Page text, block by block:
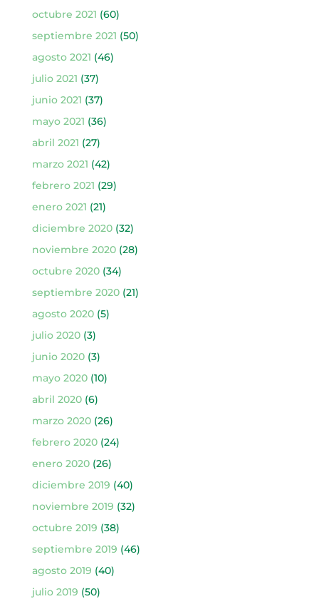
octubre 2021 (60)
septiembre 2021 (50)
agosto 2021 (46)
julio 2021 (37)
junio 2021 (37)
mayo 2021 (36)
abril 2021 (27)
marzo 2021 (42)
febrero 2021 (29)
enero 2021 (21)
diciembre 2020(32)
noviembre 2020(28)
octubre 2020(34)
septiembre 2020(21)
agosto 2020(5)
julio 2020(3)
junio 2020(3)
mayo 2020(10)
abril 2020(6)
marzo 2020(26)
febrero 2020(24)
enero 2020(26)
diciembre 2019 (40)
noviembre 2019 (32)
octubre 2019 (38)
septiembre 2019 (46)
agosto 2019 (40)
julio 2019 (50)